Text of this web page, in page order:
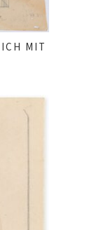
MIT